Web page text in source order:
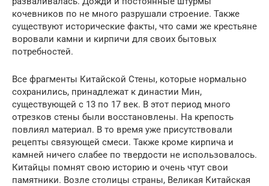
кочевников по не много разрушали строение. Также
существуют исторические факты, что сами же крестьяне
воровали камни и кирпичи для своих бытовых
потребностей.
Все фрагменты Китайской Стены, которые нормально
сохранились, принадлежат к династии Мин,
существующей с 13 по 17 век. В этот период много
отрезков стены были восстановлены. На крепость
повлиял материал. В то время уже присутствовали
рецепты связующей смеси. Также кроме кирпича и
камней ничего слабее по твердости не использовалось.
Китайцы помнят свою историю и очень чтут свои
памятники. Возле столицы страны, Великая Китайская